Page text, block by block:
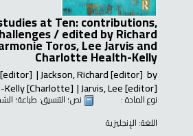
at Ten: contributions,
/edited by Richard
Toros, Lee Jarvis and
Charlotte Health-Kelly
by
Jackson, Richard[editor]
[editor]
Jarvis, Lee[editor]
Kelly[Charlotte]
نوع المادة : نص؛ التنسيق: طباعة؛
اللغة: الإنجليزية